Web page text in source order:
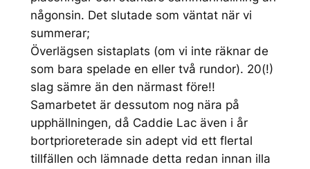
någonsin. Det slutade som väntat när vi
summerar;
Överlägsen sistaplats (om vi inte räknar de
som bara spelade en eller två rundor). 20(!)
slag sämre än den närmast före!!
Samarbetet är dessutom nog nära på
upphällningen, då Caddie Lac även i år
bortprioreterade sin adept vid ett flertal
tillfällen och lämnade detta redan innan illa